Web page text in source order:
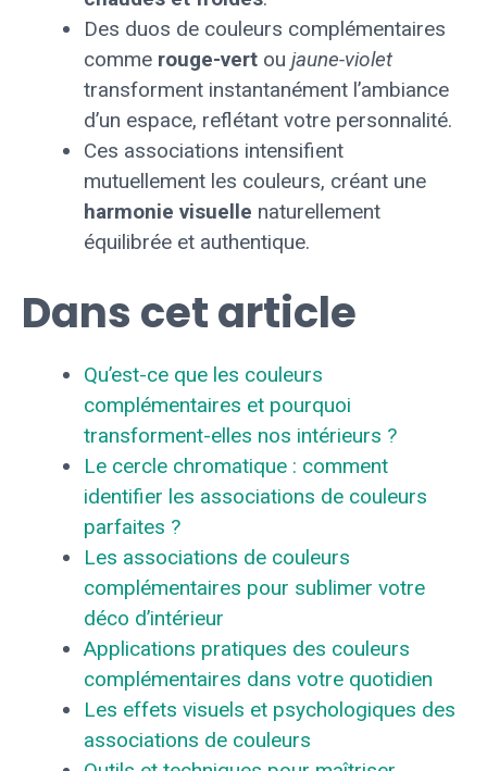
Des duos de couleurs complémentaires
comme rouge-vert ou jaune-violet
transforment instantanément l’ambiance
d’un espace, reflétant votre personnalité.
Ces associations intensifient
mutuellement les couleurs, créant une
harmonie visuelle naturellement
équilibrée et authentique.
Dans cet article
Qu’est-ce que les couleurs
complémentaires et pourquoi
transforment-elles nos intérieurs ?
Le cercle chromatique : comment
identifier les associations de couleurs
parfaites ?
Les associations de couleurs
complémentaires pour sublimer votre
déco d’intérieur
Applications pratiques des couleurs
complémentaires dans votre quotidien
Les effets visuels et psychologiques des
associations de couleurs